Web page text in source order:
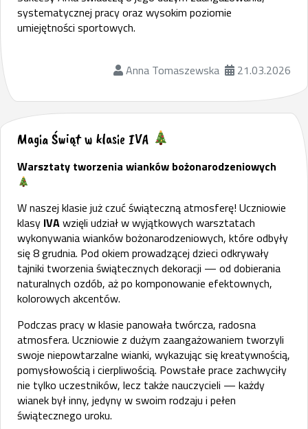
systematycznej pracy oraz wysokim poziomie
umiejętności sportowych.
Anna Tomaszewska 21.03.2026
Magia Świąt w klasie IVA
Warsztaty tworzenia wianków bożonarodzeniowych
W naszej klasie już czuć świąteczną atmosferę! Uczniowie
klasy IVAwzięli udział w wyjątkowych warsztatach
wykonywania wianków bożonarodzeniowych, które odbyły
się 8 grudnia. Pod okiem prowadzącej dzieci odkrywały
tajniki tworzenia świątecznych dekoracji — od dobierania
naturalnych ozdób, aż po komponowanie efektownych,
kolorowych akcentów.
Podczas pracy w klasie panowała twórcza, radosna
atmosfera. Uczniowie z dużym zaangażowaniem tworzyli
swoje niepowtarzalne wianki, wykazując się kreatywnością,
pomysłowością i cierpliwością. Powstałe prace zachwyciły
nie tylko uczestników, lecz także nauczycieli — każdy
wianek był inny, jedyny w swoim rodzaju i pełen
świątecznego uroku.